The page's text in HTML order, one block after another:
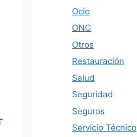
Ocio
ONG
Otros
Restauración
Salud
Seguridad
Seguros
Servicio Técnico